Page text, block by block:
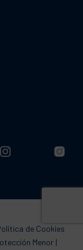
de Cookies
Menor |